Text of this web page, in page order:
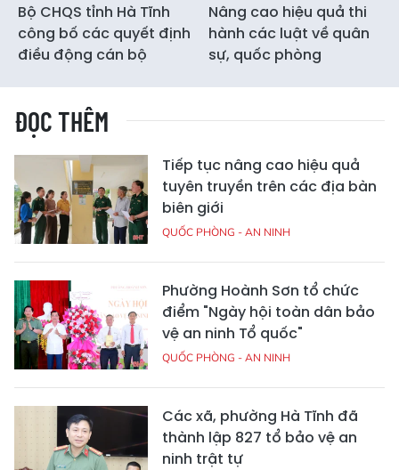
Bộ CHQS tỉnh Hà Tĩnh
công bố các quyết định
điều động cán bộ
Nâng cao hiệu quả thi
hành các luật về quân
sự, quốc phòng
ĐỌC THÊM
Tiếp tục nâng cao hiệu quả
tuyên truyền trên các địa bàn
biên giới
QUỐC PHÒNG - AN NINH
Phường Hoành Sơn tổ chức
điểm "Ngày hội toàn dân bảo
vệ an ninh Tổ quốc"
QUỐC PHÒNG - AN NINH
Các xã, phường Hà Tĩnh đã
thành lập 827 tổ bảo vệ an
ninh trật tự